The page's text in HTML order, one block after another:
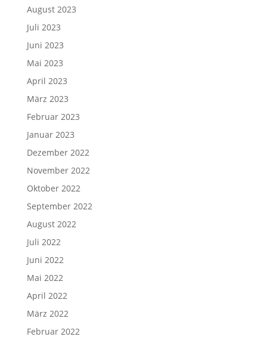
August 2023
Juli 2023
Juni 2023
Mai 2023
April 2023
März 2023
Februar 2023
Januar 2023
Dezember 2022
November 2022
Oktober 2022
September 2022
August 2022
Juli 2022
Juni 2022
Mai 2022
April 2022
März 2022
Februar 2022